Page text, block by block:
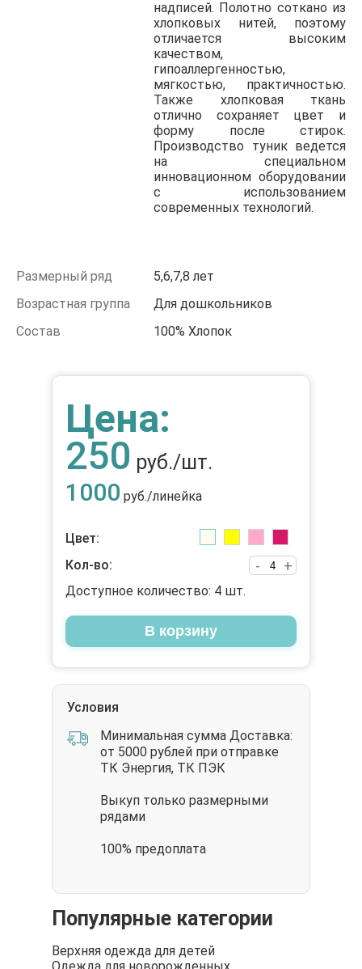
надписей. Полотно соткано из
хлопковых нитей, поэтому
отличается высоким
качеством,
гипоаллергенностью,
мягкостью, практичностью.
Также хлопковая ткань
отлично сохраняет цвет и
форму после стирок.
Производство туник ведется
на специальном
инновационном оборудовании
с использованием
современных технологий.
Размерный ряд
5,6,7,8 лет
Возрастная группа
Для дошкольников
Состав
100% Хлопок
Цена:
250 руб./шт.
1000 руб./линейка
Цвет:
Кол-во:
+
-
Доступное количество: 4 шт.
В корзину
Условия
Минимальная сумма Доставка:
от 5000 рублей при отправке
ТК Энергия, ТК ПЭК
Выкуп только размерными
рядами
100% предоплата
Популярные категории
Верхняя одежда для детей
Одежда для новорожденных